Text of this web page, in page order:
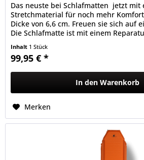
Das neuste bei Schlafmatten  jetzt mit
Stretchmaterial für noch mehr
Dicke von 6,6 cm. Freuen sie sich auf
Die Schlafmatte ist mit einem
Inhalt 1 Stück
99,95 € *
In den Warenkorb
Merken